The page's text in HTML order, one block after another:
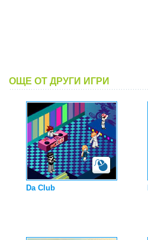
ОЩЕ ОТ ДРУГИ ИГРИ
Da Club